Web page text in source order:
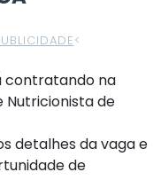
<
contratando na
Nutricionista de
detalhes da vaga e
de